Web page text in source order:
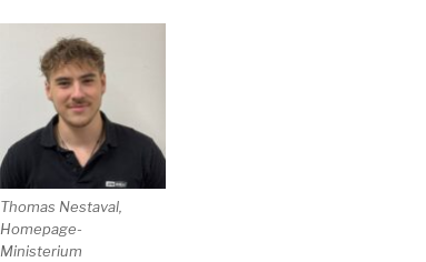
Thomas Nestaval,
Homepage-
Ministerium